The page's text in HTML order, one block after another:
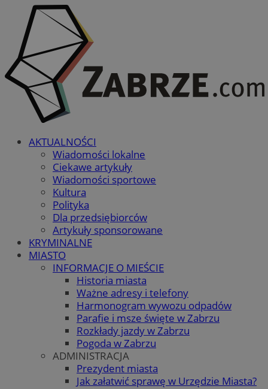
AKTUALNOŚCI
Wiadomości lokalne
Ciekawe artykuły
Wiadomości sportowe
Kultura
Polityka
Dla przedsiębiorców
Artykuły sponsorowane
KRYMINALNE
MIASTO
INFORMACJE O MIEŚCIE
Historia miasta
Ważne adresy i telefony
Harmonogram wywozu odpadów
Parafie i msze święte w Zabrzu
Rozkłady jazdy w Zabrzu
Pogoda w Zabrzu
ADMINISTRACJA
Prezydent miasta
Jak załatwić sprawę w Urzędzie Miasta?